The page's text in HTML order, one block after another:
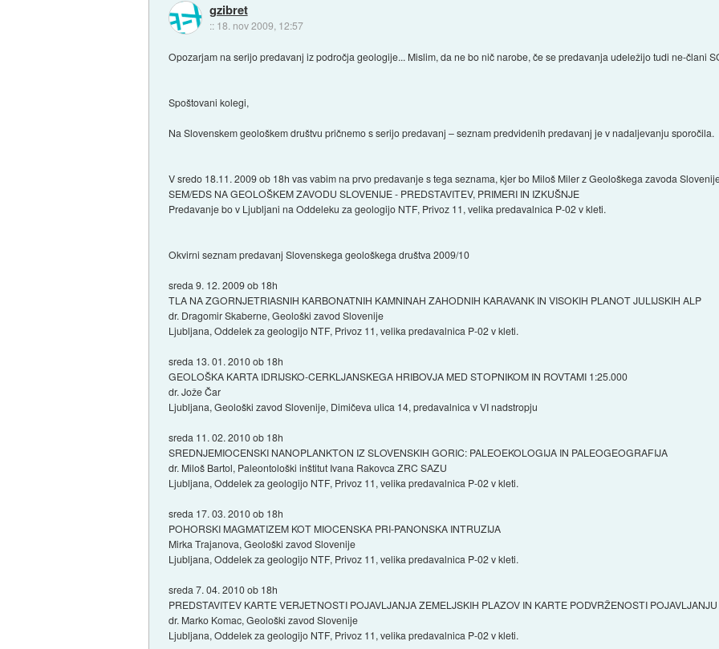
gzibret
:: 18. nov 2009, 12:57
Opozarjam na serijo predavanj iz področja geologije... Mislim, da ne bo nič narobe, če se predavanja udeležijo tudi ne-člani
Spoštovani kolegi,
Na Slovenskem geološkem društvu pričnemo s serijo predavanj – seznam predvidenih predavanj je v nadaljevanju sporočila.
V sredo 18.11. 2009 ob 18h vas vabim na prvo predavanje s tega seznama, kjer bo Miloš Miler z Geološkega zavoda
SEM/EDS NA GEOLOŠKEM ZAVODU SLOVENIJE - PREDSTAVITEV, PRIMERI IN IZKUŠNJE
Predavanje bo v Ljubljani na Oddeleku za geologijo NTF, Privoz 11, velika predavalnica P-02 v kleti.
Okvirni seznam predavanj Slovenskega geološkega društva 2009/10
sreda 9. 12. 2009 ob 18h
TLA NA ZGORNJETRIASNIH KARBONATNIH KAMNINAH ZAHODNIH KARAVANK IN VISOKIH PLANOT JULIJSKIH ALP
dr. Dragomir Skaberne, Geološki zavod Slovenije
Ljubljana, Oddelek za geologijo NTF, Privoz 11, velika predavalnica P-02 v kleti.
sreda 13. 01. 2010 ob 18h
GEOLOŠKA KARTA IDRIJSKO-CERKLJANSKEGA HRIBOVJA MED STOPNIKOM IN ROVTAMI 1:25.000
dr. Jože Čar
Ljubljana, Geološki zavod Slovenije, Dimičeva ulica 14, predavalnica v VI nadstropju
sreda 11. 02. 2010 ob 18h
SREDNJEMIOCENSKI NANOPLANKTON IZ SLOVENSKIH GORIC: PALEOEKOLOGIJA IN PALEOGEOGRAFIJA
dr. Miloš Bartol, Paleontološki inštitut Ivana Rakovca ZRC SAZU
Ljubljana, Oddelek za geologijo NTF, Privoz 11, velika predavalnica P-02 v kleti.
sreda 17. 03. 2010 ob 18h
POHORSKI MAGMATIZEM KOT MIOCENSKA PRI-PANONSKA INTRUZIJA
Mirka Trajanova, Geološki zavod Slovenije
Ljubljana, Oddelek za geologijo NTF, Privoz 11, velika predavalnica P-02 v kleti.
sreda 7. 04. 2010 ob 18h
PREDSTAVITEV KARTE VERJETNOSTI POJAVLJANJA ZEMELJSKIH PLAZOV IN KARTE PODVRŽENOSTI
dr. Marko Komac, Geološki zavod Slovenije
Ljubljana, Oddelek za geologijo NTF, Privoz 11, velika predavalnica P-02 v kleti.